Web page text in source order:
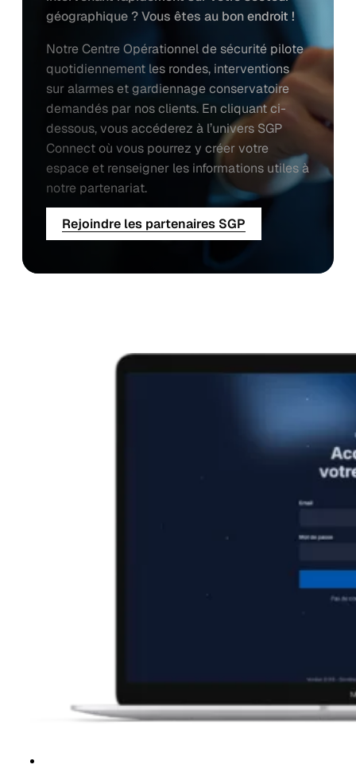
géographique ? Vous êtes au bon endroit !
Notre Centre Opérationnel de sécurité pilote
quotidiennement les rondes, interventions
sur alarmes et gardiennage conservatoire
demandés par nos clients. En cliquant ci-
dessous, vous accéderez à l’univers SGP
Connect où vous pourrez y créer votre
espace et renseigner les informations utiles à
notre partenariat.
Rejoindre les partenaires SGP